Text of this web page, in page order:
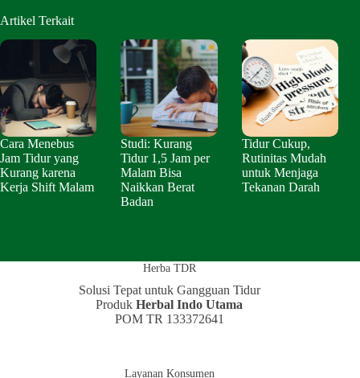
Artikel Terkait
Cara Menebus
Jam Tidur yang
Kurang karena
Kerja Shift Malam
Studi: Kurang
Tidur 1,5 Jam per
Malam Bisa
Naikkan Berat
Badan
Tidur Cukup,
Rutinitas Mudah
untuk Menjaga
Tekanan Darah
Herba TDR
Solusi Tepat untuk Gangguan Tidur
ProdukHerbal Indo Utama
POM TR 133372641
Layanan Konsumen